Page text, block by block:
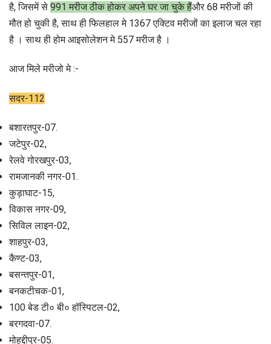
है, जिसमें से 991 मरीज ठीक होकर अपने घर जा चुके हैंऔर 68 मरीजों की
मौत हो चुकी है, साथ ही फिलहाल मे 1367 एक्टिव मरीजों का इलाज चल रहा
है । साथ ही होम आइसोलेशन मे 557 मरीज है ।
आज मिले मरीजो मे :-
सदर-112
बशारतपुर-07.
जटेपुर-02,
रेलवे गोरखपुर-03,
रामजानकी नगर-01.
कुड़ाघाट-15,
विकास नगर-09,
सिविल लाइन-02,
शाहपुर-03,
कैण्ट-03,
बसन्तपुर-01,
बनकटीचक-01,
100 बेड टी० बी० हॉस्पिटल-02,
बरगदवा-07.
मोहद्दीपुर-05.